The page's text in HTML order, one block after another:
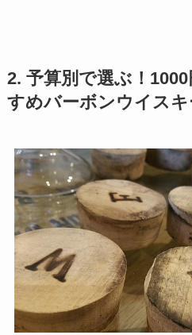
2. 予算別で選ぶ！
すめバーボンウイスキ